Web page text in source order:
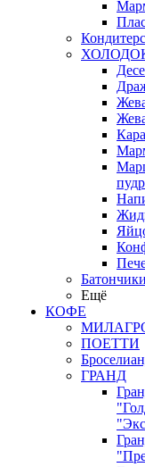
Ещё
КОФЕ
ПОЕТТИ
ГРАНД